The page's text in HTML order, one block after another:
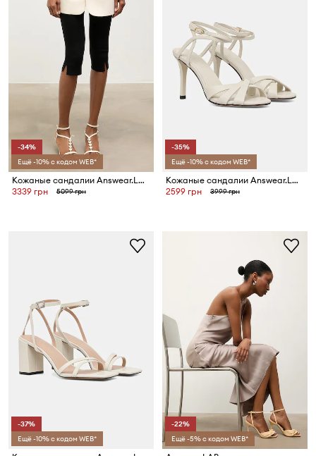
-34%
Ещё -10% с кодом WEB*
Кожаные сандалии Answear.LAB с коллекции Unscripted
3339 грн
5099 грн
-35%
Ещё -10% с кодом WEB*
Кожаные сандалии Answear.LAB
2599 грн
3999 грн
-37%
Ещё -10% с кодом WEB*
-22%
Ещё -5% с кодом WEB*